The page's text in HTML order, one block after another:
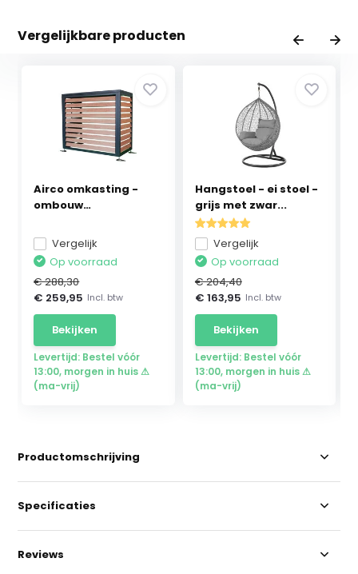
Vergelijkbare producten
Airco omkasting -
ombouw
Vergelijk
Op voorraad
€ 288,30
€ 259,95 Incl. btw
Bekijken
Levertijd: Bestel vóór
13:00, morgen in huis ⚠
(ma-vrij)
Hangstoel - ei stoel -
grijs met zwar...
Vergelijk
Op voorraad
€ 204,40
€ 163,95 Incl. btw
Bekijken
Levertijd: Bestel vóór
13:00, morgen in huis ⚠
(ma-vrij)
Productomschrijving
Specificaties
Reviews